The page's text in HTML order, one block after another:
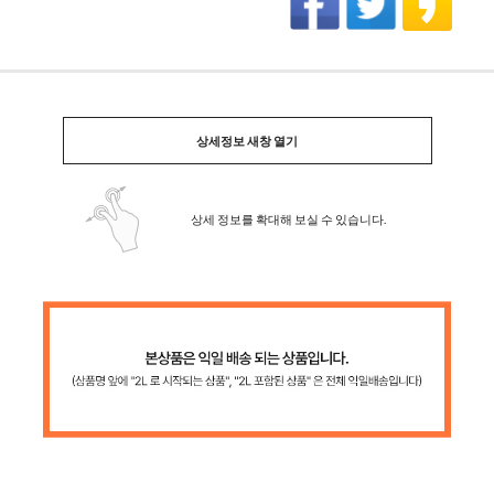
상세정보 새창 열기
상세 정보를 확대해 보실 수 있습니다.